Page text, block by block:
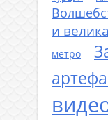
и
метро